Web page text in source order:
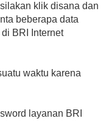
klik disana dan
beberapa data
BRI Internet
waktu karena
layanan BRI